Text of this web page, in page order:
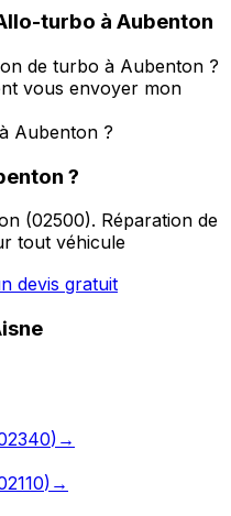
turbo à Aubenton
de turbo à Aubenton ?
vous envoyer mon
Aubenton ?
?
(02500). Réparation de
tout véhicule
devis gratuit
) →
) →